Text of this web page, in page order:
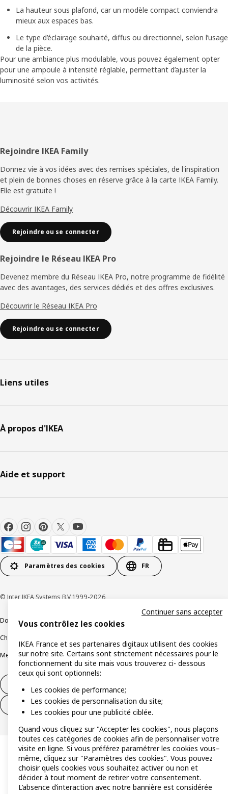
La hauteur sous plafond, car un modèle compact conviendra
mieux aux espaces bas.
Le type d’éclairage souhaité, diffus ou directionnel, selon l’usage
de la pièce.
Pour une ambiance plus modulable, vous pouvez également opter
pour une ampoule à intensité réglable, permettant d’ajuster la
luminosité selon vos activités.
Pied
de
page
Rejoindre IKEA Family
Donnez vie à vos idées avec des remises spéciales, de l'inspiration
et plein de bonnes choses en réserve grâce à la carte IKEA Family.
Elle est gratuite !
Découvrir IKEA Family
Rejoindre ou se connecter
Rejoindre le Réseau IKEA Pro
Devenez membre du Réseau IKEA Pro, notre programme de fidélité
avec des avantages, des services dédiés et des offres exclusives.
Découvrir le Réseau IKEA Pro
Rejoindre ou se connecter
Liens utiles
À propos d'IKEA
Aide et support
Paramètres des cookies FR
© Inter IKEA Systems B.V 1999-2026
Documents juridiques et informations légales
Charte de protection des données
Mentions légales Alertes fraudeRappel produitAccessibilité : non conforme
Formulaire de rétractation – services
Vous contrôlez les cookies
IKEA France et ses partenaires digitaux utilisent des cookies
sur notre site. Certains sont strictement nécessaires pour le
fonctionnement du site mais vous trouverez ci- dessous
ceux qui sont optionnels:
Les cookies de performance;
Les cookies de personnalisation du site;
Les cookies pour une publicité ciblée.
Quand vous cliquez sur "Accepter les cookies", nous plaçons
toutes ces catégories de cookies afin de personnaliser votre
visite en ligne. Si vous préférez paramétrer les cookies vous–
même, cliquez sur "Paramètres des cookies". Vous pouvez
choisir quels cookies vous souhaitez activer ou non et
décider à tout moment de retirer votre consentement.
L’absence d’interaction avec notre bannière est considérée
Continuer sans accepter